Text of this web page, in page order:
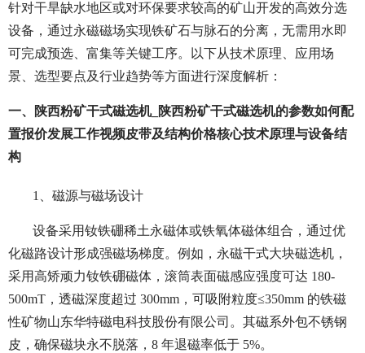
针对干旱缺水地区或对环保要求较高的矿山开发的高效分选
设备，通过永磁磁场实现铁矿石与脉石的分离，无需用水即
可完成预选、富集等关键工序。以下从技术原理、应用场
景、选型要点及行业趋势等方面进行深度解析：
一、陕西粉矿干式磁选机_陕西粉矿干式磁选机的参数如何配
置报价发展工作视频皮带及结构价格核心技术原理与设备结
构
1、磁源与磁场设计
设备采用钕铁硼稀土永磁体或铁氧体磁体组合，通过优
化磁路设计形成强磁场梯度。例如，永磁干式大块磁选机，
采用高矫顽力钕铁硼磁体，滚筒表面磁感应强度可达 180-
500mT，透磁深度超过 300mm，可吸附粒度≤350mm 的铁磁
性矿物山东华特磁电科技股份有限公司。其磁系外包不锈钢
皮，确保磁块永不脱落，8 年退磁率低于 5%。